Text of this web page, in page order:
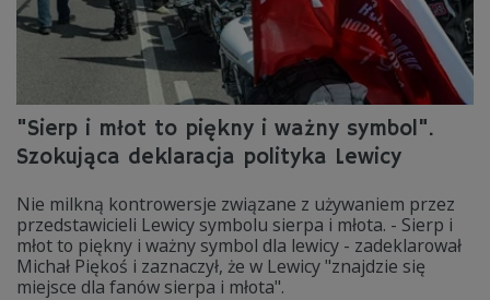
"Sierp i młot to piękny i ważny symbol".
Szokująca deklaracja polityka Lewicy
Nie milkną kontrowersje związane z używaniem przez
przedstawicieli Lewicy symbolu sierpa i młota. - Sierp i
młot to piękny i ważny symbol dla lewicy - zadeklarował
Michał Piękoś i zaznaczył, że w Lewicy "znajdzie się
miejsce dla fanów sierpa i młota".